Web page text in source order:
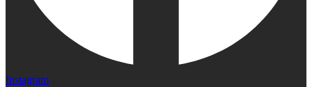
Instagram